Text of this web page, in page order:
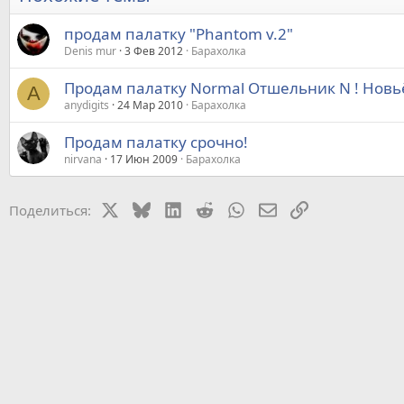
продам палатку "Phantom v.2"
Denis mur 3 Фев 2012 Барахолка
A Продам палатку Normal Отшельник N !
anydigits 24 Мар 2010 Барахолка
Продам палатку срочно!
nirvana 17 Июн 2009 Барахолка
Поделиться: BlueskyLinkedIn
Reddit WhatsApp
Электронная почта
Ссылка